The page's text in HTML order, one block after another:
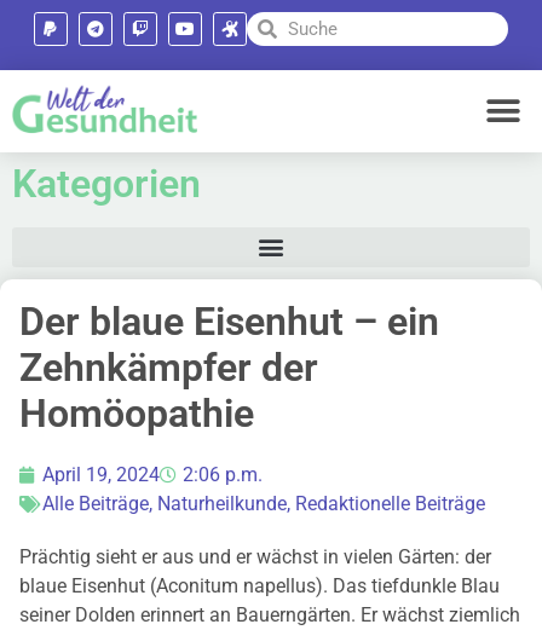
Kategorien
Der blaue Eisenhut – ein
Zehnkämpfer der
Homöopathie
April 19, 2024
2:06 p.m.
Alle Beiträge, Naturheilkunde, Redaktionelle Beiträge
Prächtig sieht er aus und er wächst in vielen Gärten: der
blaue Eisenhut (Aconitum napellus). Das tiefdunkle Blau
seiner Dolden erinnert an Bauerngärten. Er wächst ziemlich